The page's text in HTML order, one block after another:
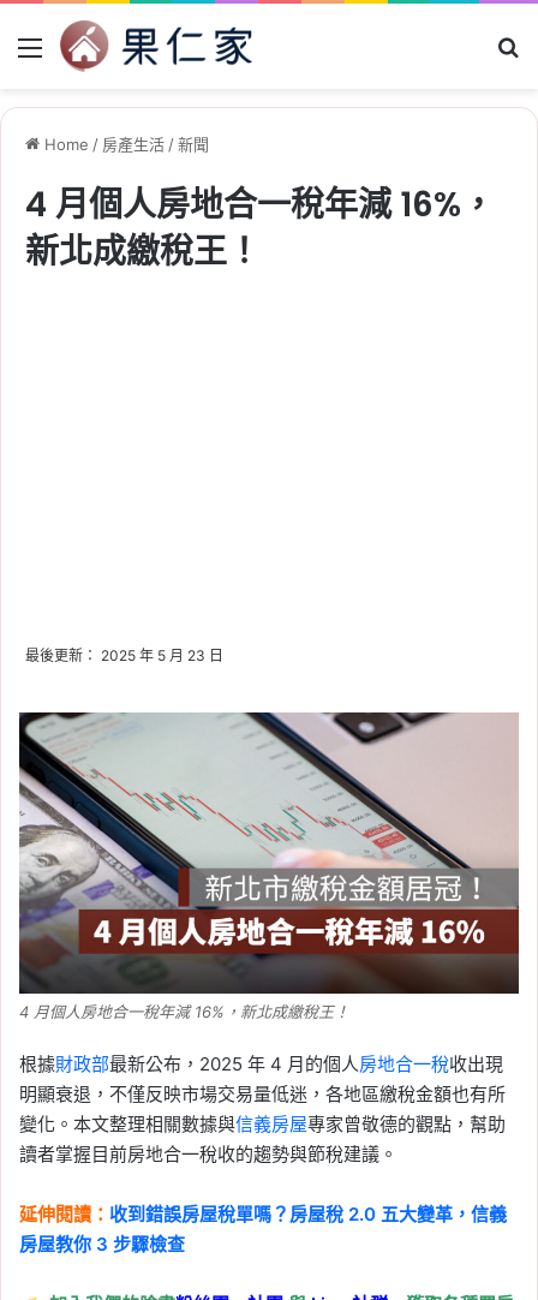
Menu
Home / 房產生活/新聞
4 月個人房地合一稅年減 16%，
新北成繳稅王！
最後更新： 2025 年 5 月 23 日
4 月個人房地合一稅年減 16%，新北成繳稅王！
根據財政部最新公布，2025 年 4 月的個人房地合一稅收出現
明顯衰退，不僅反映市場交易量低迷，各地區繳稅金額也有所
變化。本文整理相關數據與信義房屋專家曾敬德的觀點，幫助
讀者掌握目前房地合一稅收的趨勢與節稅建議。
延伸閱讀： 收到錯誤房屋稅單嗎？房屋稅 2.0 五大變革，信義
房屋教你 3 步驟檢查